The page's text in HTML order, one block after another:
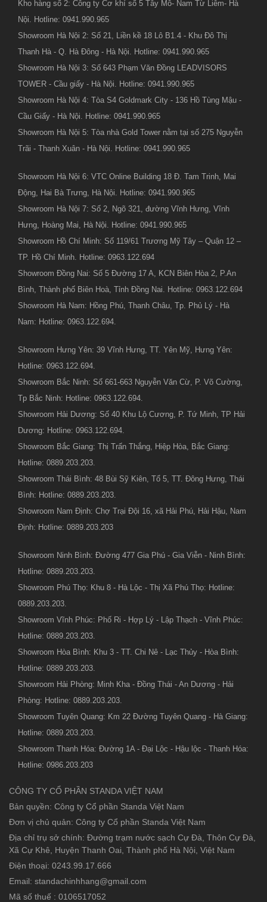
Kho hàng số 2: Công ty Cơ khí số 5 Tây Mỗ- Nam Từ Liêm- Hà
Nội. Hotline: 0941.990.965
Showroom Hà Nội 2: Số 21, Liền kề 18 Lô B1.4 - Khu Đô Thị
Thanh Hà - Q. Hà Đông - Hà Nội. Hotline: 0941.990.965
Showroom Hà Nội 3: Số 643 Phạm Văn Đồng LEADVISORS
TOWER - Cầu giấy - Hà Nội. Hotline: 0941.990.965
Showroom Hà Nội 4: Tòa S4 Goldmark City - 136 Hồ Tùng Mậu -
Cầu Giấy - Hà Nội. Hotline: 0941.990.965
Showroom Hà Nội 5: Tòa nhà Gold Tower nằm tại số 275 Nguyễn
Trãi - Thanh Xuân - Hà Nội. Hotline: 0941.990.965
Showroom Hà Nội 6: VTC Online Building 18 Đ. Tam Trinh, Mai
Động, Hai Bà Trưng, Hà Nội. Hotline: 0941.990.965
Showroom Hà Nội 7: Số 2, Ngõ 321, đường Vĩnh Hưng, Vĩnh
Hưng, Hoàng Mai, Hà Nội. Hotline: 0941.990.965
Showroom Hồ Chí Minh: Số 119/61 Trương Mỹ Tây – Quận 12 –
TP. Hồ Chí Minh. Hotline: 0963.122.694
Showroom Đồng Nai: Số 5 Đường 17 A, KCN Biên Hòa 2, P.An
Bình, Thành phố Biên Hoà, Tỉnh Đồng Nai. Hotline: 0963.122.694
Showroom Hà Nam: Hồng Phú, Thanh Châu, Tp. Phủ Lý - Hà
Nam: Hotline: 0963.122.694.
Showroom Hưng Yên: 39 Vĩnh Hưng, TT. Yên Mỹ, Hưng Yên:
Hotline: 0963.122.694.
Showroom Bắc Ninh: Số 661-663 Nguyễn Văn Cừ, P. Võ Cường,
Tp Bắc Ninh: Hotline: 0963.122.694.
Showroom Hải Dương: Số 40 Khu Lộ Cương, P. Tứ Minh, TP Hải
Dương: Hotline: 0963.122.694.
Showroom Bắc Giang: Thị Trấn Thắng, Hiệp Hòa, Bắc Giang:
Hotline: 0889.203.203.
Showroom Thái Bình: 48 Bùi Sỹ Kiên, Tổ 5, TT. Đông Hưng, Thái
Bình: Hotline: 0889.203.203.
Showroom Nam Định: Chợ Trại Đội 16, xã Hải Phú, Hải Hậu, Nam
Định: Hotline: 0889.203.203
Showroom Ninh Bình: Đường 477 Gia Phú - Gia Viễn - Ninh Bình:
Hotline: 0889.203.203.
Showroom Phú Thọ: Khu 8 - Hà Lộc - Thị Xã Phú Thọ: Hotline:
0889.203.203.
Showroom Vĩnh Phúc: Phố Ri - Hợp Lý - Lập Thạch - Vĩnh Phúc:
Hotline: 0889.203.203.
Showroom Hòa Bình: Khu 3 - TT. Chi Nê - Lạc Thủy - Hòa Bình:
Hotline: 0889.203.203.
Showroom Hải Phòng: Minh Kha - Đồng Thái - An Dương - Hải
Phòng: Hotline: 0889.203.203.
Showroom Tuyên Quang: Km 22 Đường Tuyên Quang - Hà Giang:
Hotline: 0889.203.203.
Showroom Thanh Hóa: Đường 1A - Đại Lộc - Hậu lộc - Thanh Hóa:
Hotline: 0986.203.203
CÔNG TY CỔ PHẦN STANDA VIỆT NAM
Bản quyền: Công ty Cổ phần Standa Việt Nam
Đơn vị chủ quản: Công ty Cổ phần Standa Việt Nam
Địa chỉ trụ sở chính: Đường trạm nước sạch Cự Đà, Thôn Cự Đà,
Xã Cự Khê, Huyện Thanh Oai, Thành phố Hà Nội, Việt Nam
Điện thoại: 0243.99.17.666
Email: standachinhhang@gmail.com
Mã số thuế : 0106517052